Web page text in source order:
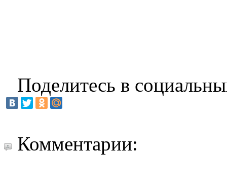
Поделитесь в
Комментарии: